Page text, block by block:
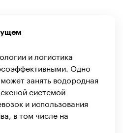
и логистика
Одно
занять водородная
системой
и использования
в том числе на